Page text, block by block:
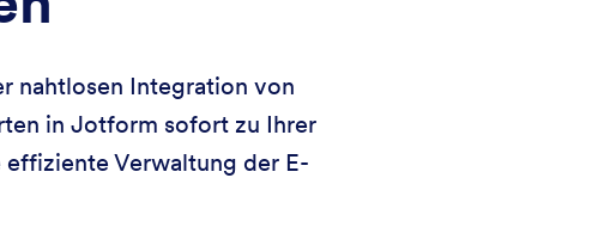
nahtlosen Integration von
in Jotform sofort zu Ihrer
Verwaltung der E-